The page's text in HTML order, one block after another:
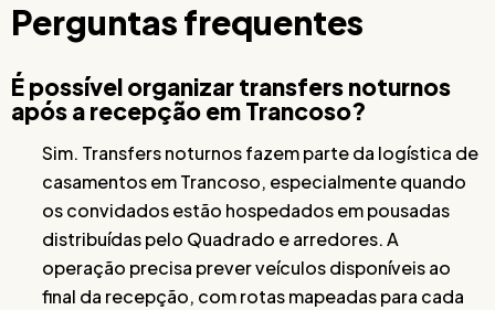
Perguntas frequentes
É possível organizar transfers noturnos
após a recepção em Trancoso?
Sim. Transfers noturnos fazem parte da logística de
casamentos em Trancoso, especialmente quando
os convidados estão hospedados em pousadas
distribuídas pelo Quadrado e arredores. A
operação precisa prever veículos disponíveis ao
final da recepção, com rotas mapeadas para cada